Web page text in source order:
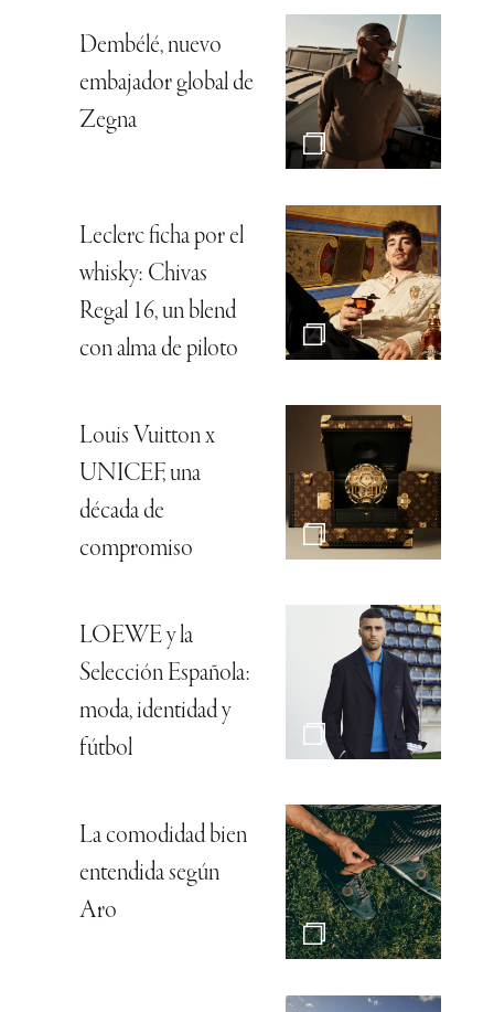
Dembélé, nuevo
embajador global de
Zegna
Leclerc ficha por el
whisky: Chivas
Regal 16, un blend
con alma de piloto
Louis Vuitton x
UNICEF, una
década de
compromiso
LOEWE y la
Selección Española:
moda, identidad y
fútbol
La comodidad bien
entendida según
Aro